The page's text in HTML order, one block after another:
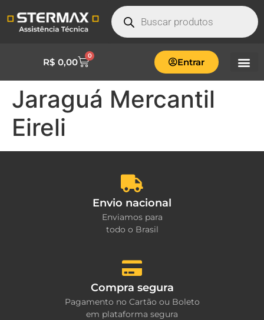
R$ 0,00
0
Entrar
Jaraguá Mercantil
Eireli
Envio nacional
Enviamos para
todo o Brasil
Compra segura
Pagamento no Cartão ou Boleto
em plataforma segura